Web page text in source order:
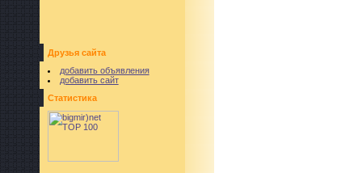
Друзья сайта
добавить объявления
добавить сайт
Статистика